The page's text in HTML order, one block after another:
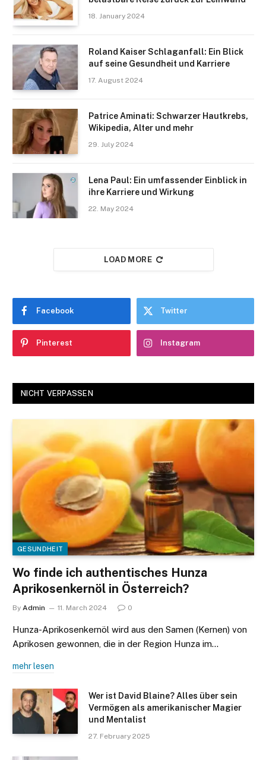
18. January 2024
Roland Kaiser Schlaganfall: Ein Blick
auf seine Gesundheit und Karriere
17. August 2024
Patrice Aminati: Schwarzer Hautkrebs,
Wikipedia, Alter und mehr
29. July 2024
Lena Paul: Ein umfassender Einblick in
ihre Karriere und Wirkung
22. May 2024
LOAD MORE
Facebook Twitter
Pinterest Instagram
NICHT VERPASSEN
GESUNDHEIT
Wo finde ich authentisches Hunza
Aprikosenkernöl in Österreich?
By Admin 11. March 2024 0
Hunza-Aprikosenkernöl wird aus den Samen (Kernen) von
Aprikosen gewonnen, die in der Region Hunza im…
mehr lesen
Wer ist David Blaine? Alles über sein
Vermögen als amerikanischer Magier
und Mentalist
27. February 2025